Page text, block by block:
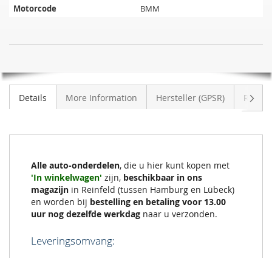
Motorcode
BMM
Caddy
2.0
TDI
VOORRAAD
Details More Information Hersteller (GPSR)
Alle auto-onderdelen, die u hier kunt kopen met
'In winkelwagen' zijn, beschikbaar in ons
magazijn in Reinfeld (tussen Hamburg en Lübeck)
en worden bij bestelling en betaling voor 13.00
uur nog dezelfde werkdag naar u verzonden.
Leveringsomvang: